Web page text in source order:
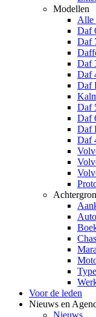
Modellen
Alle
Daf
Daf
Daf
Daf
Daf
Daf
Daf
Daf
Daf
Voor de leden
Nieuws en
Nieuws